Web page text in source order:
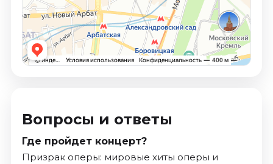
Вопросы и ответы
Где пройдет концерт?
Призрак оперы: мировые хиты оперы и